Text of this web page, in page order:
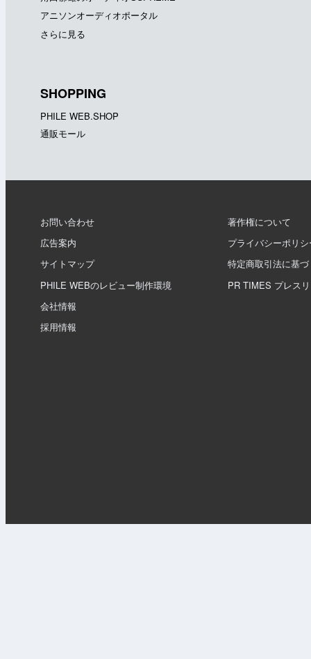
アニソンオーディオポータル
さらに見る
SHOPPING
PHILE WEB.SHOP
通販モール
お問い合わせ
広告案内
サイトマップ
PHILE WEBのレビュー制作環境
会社情報
採用情報
著作権について
プライバシーポリ
特定商取引法に基
PR TIMES プレス